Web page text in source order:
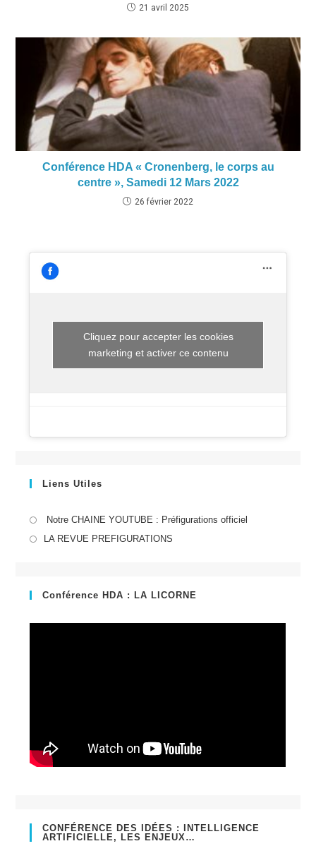
21 avril 2025
Conférence HDA « Cronenberg, le corps au
centre », Samedi 12 Mars 2022
26 février 2022
Cliquez pour accepter les cookies
marketing et activer ce contenu
Liens Utiles
Notre CHAINE YOUTUBE : Préfigurations officiel
LA REVUE PREFIGURATIONS
nouvel
Conférence HDA : LA LICORNE
CONFÉRENCE DES IDÉES : INTELLIGENCE
ARTIFICIELLE, LES ENJEUX…